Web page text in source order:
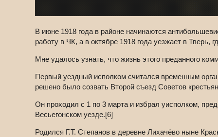
В июне 1918 года в районе начинаются
работу в ЧК, а в октябре 1918 года уезжает в Тверь,
Мне удалось узнать, что жизнь этого преданного
Первый уездный исполком считался временным
решено было созвать Второй съезд Советов
Он проходил с 1 по 3 марта и избрал уисполком,
Весьегонском уезде.[6]
Родился Г.Т. Степанов в деревне Лихачёво ныне